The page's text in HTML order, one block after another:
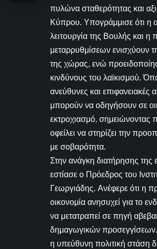
πυλώνα σταθερότητας και
Κύπρου. Υπογράμμισε ότι η
λειτουργία της Βουλής και
μεταρρυθμίσεων ενισχύουν
της χώρας, ενώ
κινδύνους του λαϊκισμού.
ανεύθυνες και επιφανειακές
μπορούν να οδηγήσουν σε
εκτροχιασμό,
οφείλει να στηρίζει την
με σοβαρότητα.
Στην ανάγκη διατήρησης της
εστίασε ο Πρόεδρος του
Γεωργιάδης. Ανέφερε ότι η
οικονομία ανησυχεί για το
να μετατραπεί σε πηγή
δημαγωγικών προσεγγίσεων.
η υπεύθυνη πολιτική στάση